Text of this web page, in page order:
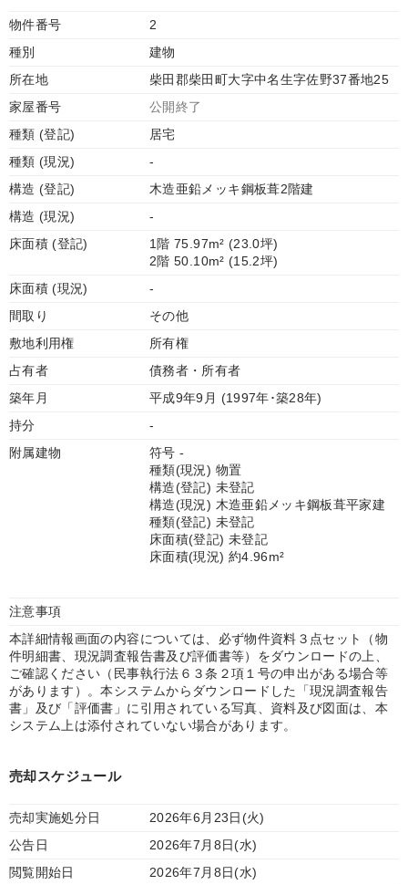
物件番号
2
種別
建物
所在地
柴田郡柴田町大字中名生字佐野37番地25
家屋番号
公開終了
種類 (登記)
居宅
種類 (現況)
-
構造 (登記)
木造亜鉛メッキ鋼板葺2階建
構造 (現況)
-
床面積 (登記)
1階 75.97m² (23.0坪)
2階 50.10m² (15.2坪)
床面積 (現況)
-
間取り
その他
敷地利用権
所有権
占有者
債務者・所有者
築年月
平成9年9月 (1997年･築28年)
持分
-
附属建物
符号 -
種類(現況) 物置
構造(登記) 未登記
構造(現況) 木造亜鉛メッキ鋼板葺平家建
種類(登記) 未登記
床面積(登記) 未登記
床面積(現況) 約4.96m²
注意事項
本詳細情報画面の内容については、必ず物件資料３点セット（物
件明細書、現況調査報告書及び評価書等）をダウンロードの上、
ご確認ください（民事執行法６３条２項１号の申出がある場合等
があります）。本システムからダウンロードした「現況調査報告
書」及び「評価書」に引用されている写真、資料及び図面は、本
システム上は添付されていない場合があります。
売却スケジュール
売却実施処分日
2026年6月23日(火)
公告日
2026年7月8日(水)
閲覧開始日
2026年7月8日(水)